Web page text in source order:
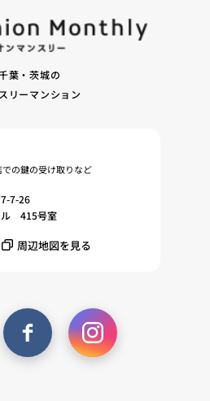
管理（8）サービスの保
の改善のためおよびサービ
ェブサイトの利用履歴に関
ついて、調査・分析会社、
者等」といいます。）が既
社から取得する個人情報を
ェブサイトの利用履歴等の
測定およびその結果を利用
ィング活動を行うため
て「4.利用目的について」
め（12）本ポリシーへの同
等が取得した個人関連情報
葉・茨城の
リーマンション
の鍵の受け取りなど
7-26
ル 415号室
周辺地図を見る